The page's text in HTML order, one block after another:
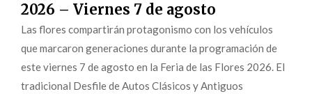
2026 – Viernes 7 de agosto
Las flores compartirán protagonismo con los vehículos
que marcaron generaciones durante la programación de
este viernes 7 de agosto en la Feria de las Flores 2026. El
tradicional Desfile de Autos Clásicos y Antiguos